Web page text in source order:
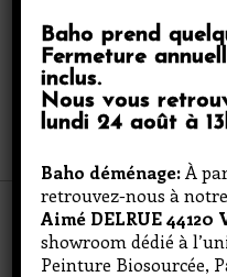
Baho prend
Fermeture
inclus.
Nous vous
lundi 24 août à
Baho déménage: À
retrouvez-nous à notre
Aimé DELRUE 44120
showroom dédié à
Peinture Biosourcée,
Votre
Le site utilise des
fonctionnalités,
ses publicités et